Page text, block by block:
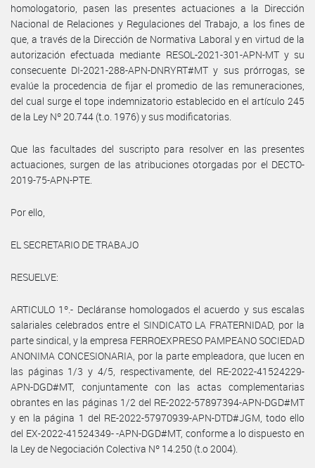
homologatorio, pasen las presentes actuaciones a la Dirección
Nacional de Relaciones y Regulaciones del Trabajo, a los fines de
que, a través de la Dirección de Normativa Laboral y en virtud de la
autorización efectuada mediante RESOL-2021-301-APN-MT y su
consecuente DI-2021-288-APN-DNRYRT#MT y sus prórrogas, se
evalúe la procedencia de fijar el promedio de las remuneraciones,
del cual surge el tope indemnizatorio establecido en el artículo 245
de la Ley Nº 20.744 (t.o. 1976) y sus modificatorias.
Que las facultades del suscripto para resolver en las presentes
actuaciones, surgen de las atribuciones otorgadas por el DECTO-
2019-75-APN-PTE.
Por ello,
EL SECRETARIO DE TRABAJO
RESUELVE:
ARTICULO 1º.- Decláranse homologados el acuerdo y sus escalas
salariales celebrados entre el SINDICATO LA FRATERNIDAD, por la
parte sindical, y la empresa FERROEXPRESO PAMPEANO SOCIEDAD
ANONIMA CONCESIONARIA, por la parte empleadora, que lucen en
las páginas 1/3 y 4/5, respectivamente, del RE-2022-41524229-
APN-DGD#MT, conjuntamente con las actas complementarias
obrantes en las páginas 1/2 del RE-2022-57897394-APN-DGD#MT
y en la página 1 del RE-2022-57970939-APN-DTD#JGM, todo ello
del EX-2022-41524349- -APN-DGD#MT, conforme a lo dispuesto en
la Ley de Negociación Colectiva Nº 14.250 (t.o 2004).